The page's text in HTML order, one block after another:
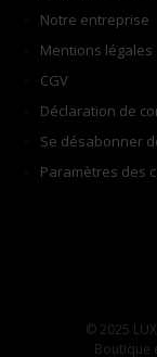
Notre entreprise
Mentions légales
CGV
Déclaration de
Se désabonner
Paramètres des
© 2025
Boutique